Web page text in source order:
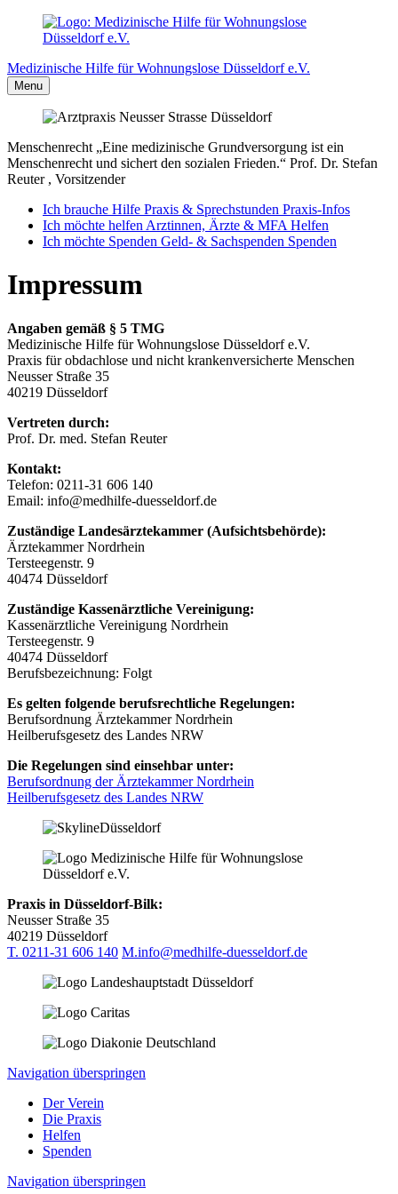
Medizinische Hilfe für Wohnungslose Düsseldorf e.V.
Menu
Menschenrecht „Eine medizinische Grundversorgung ist ein
Menschenrecht und sichert den sozialen Frieden.“ Prof. Dr. Stefan
Reuter , Vorsitzender
Ich brauche Hilfe Praxis & Sprechstunden Praxis-Infos
Ich möchte helfen Arztinnen, Ärzte & MFA Helfen
Ich möchte Spenden Geld- & Sachspenden Spenden
Impressum
Angaben gemäß § 5 TMG
Medizinische Hilfe für Wohnungslose Düsseldorf e.V.
Praxis für obdachlose und nicht krankenversicherte Menschen
Neusser Straße 35
40219 Düsseldorf
Vertreten durch:
Prof. Dr. med. Stefan Reuter
Kontakt:
Telefon: 0211-31 606 140
Email: info@medhilfe-duesseldorf.de
Zuständige Landesärztekammer (Aufsichtsbehörde):
Ärztekammer Nordrhein
Tersteegenstr. 9
40474 Düsseldorf
Zuständige Kassenärztliche Vereinigung:
Kassenärztliche Vereinigung Nordrhein
Tersteegenstr. 9
40474 Düsseldorf
Berufsbezeichnung: Folgt
Es gelten folgende berufsrechtliche Regelungen:
Berufsordnung Ärztekammer Nordrhein
Heilberufsgesetz des Landes NRW
Die Regelungen sind einsehbar unter:
Berufsordnung der Ärztekammer Nordrhein
Heilberufsgesetz des Landes NRW
Praxis in Düsseldorf-Bilk:
Neusser Straße 35
40219 Düsseldorf
T. 0211-31 606 140 M.info@medhilfe-duesseldorf.de
Navigation überspringen
Der Verein
Die Praxis
Helfen
Spenden
Navigation überspringen